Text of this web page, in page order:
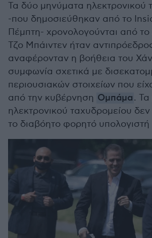
Τα δύο μηνύματα ηλεκτρονικού
-που δημοσιεύθηκαν από το
Πέμπτη- χρονολογούνται από το
Τζο Μπάιντεν ήταν
αναφέρονταν η βοήθεια του
συμφωνία σχετικά με
περιουσιακών στοιχείων που
από την κυβέρνηση Ομπάμα.
ηλεκτρονικού ταχυδρομείου δεν
το διαβόητο φορητό υπολογιστή